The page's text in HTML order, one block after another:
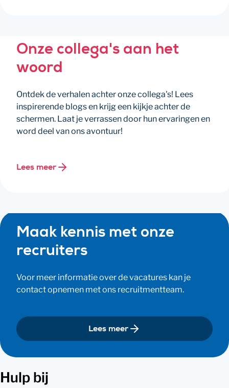
Onze collega's aan het
woord
Ontdek de verhalen achter onze collega's! Lees
inspirerende blogs en krijg een kijkje achter de
schermen. Laat je verrassen door hun ervaringen en
word deel van ons avontuur!
Lees meer
Maak kennis met onze
recruiters
Voor meer informatie over de vacatures kan je
contact opnemen met ons recruitmentteam.
Lees meer
Hulp bij